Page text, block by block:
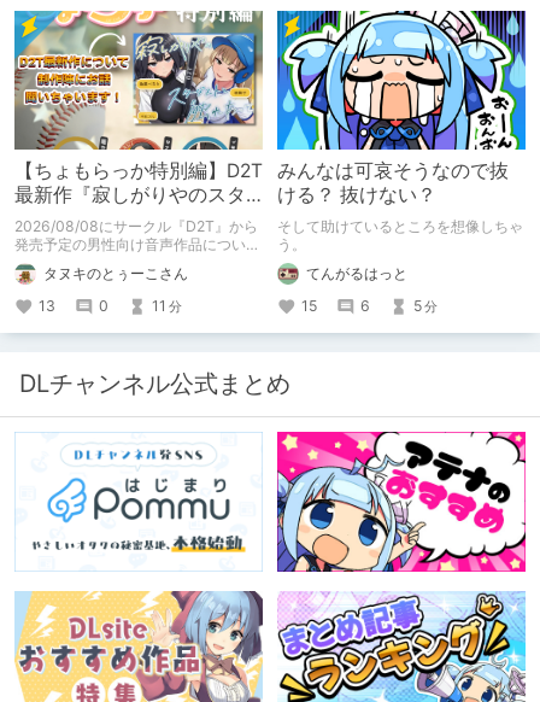
【ちょもらっか特別編】D2T
最新作『寂しがりやのスタ
ーダストと触れあって』制
作陣にインタビュー！🎤
2026/08/08にサークル『D2T』から
発売予定の男性向け音声作品について
逆神ラニさんと不束こけしさんにお話
聞いちゃいました！夏コミに関する告
知もあります！
タヌキのとぅーこさん
13
0 11 分
みんなは可哀そうなので抜
ける？ 抜けない？
そして助けているところを想像しちゃ
う。
てんがるはっと
15
6 5分
DLチャンネル公式まとめ